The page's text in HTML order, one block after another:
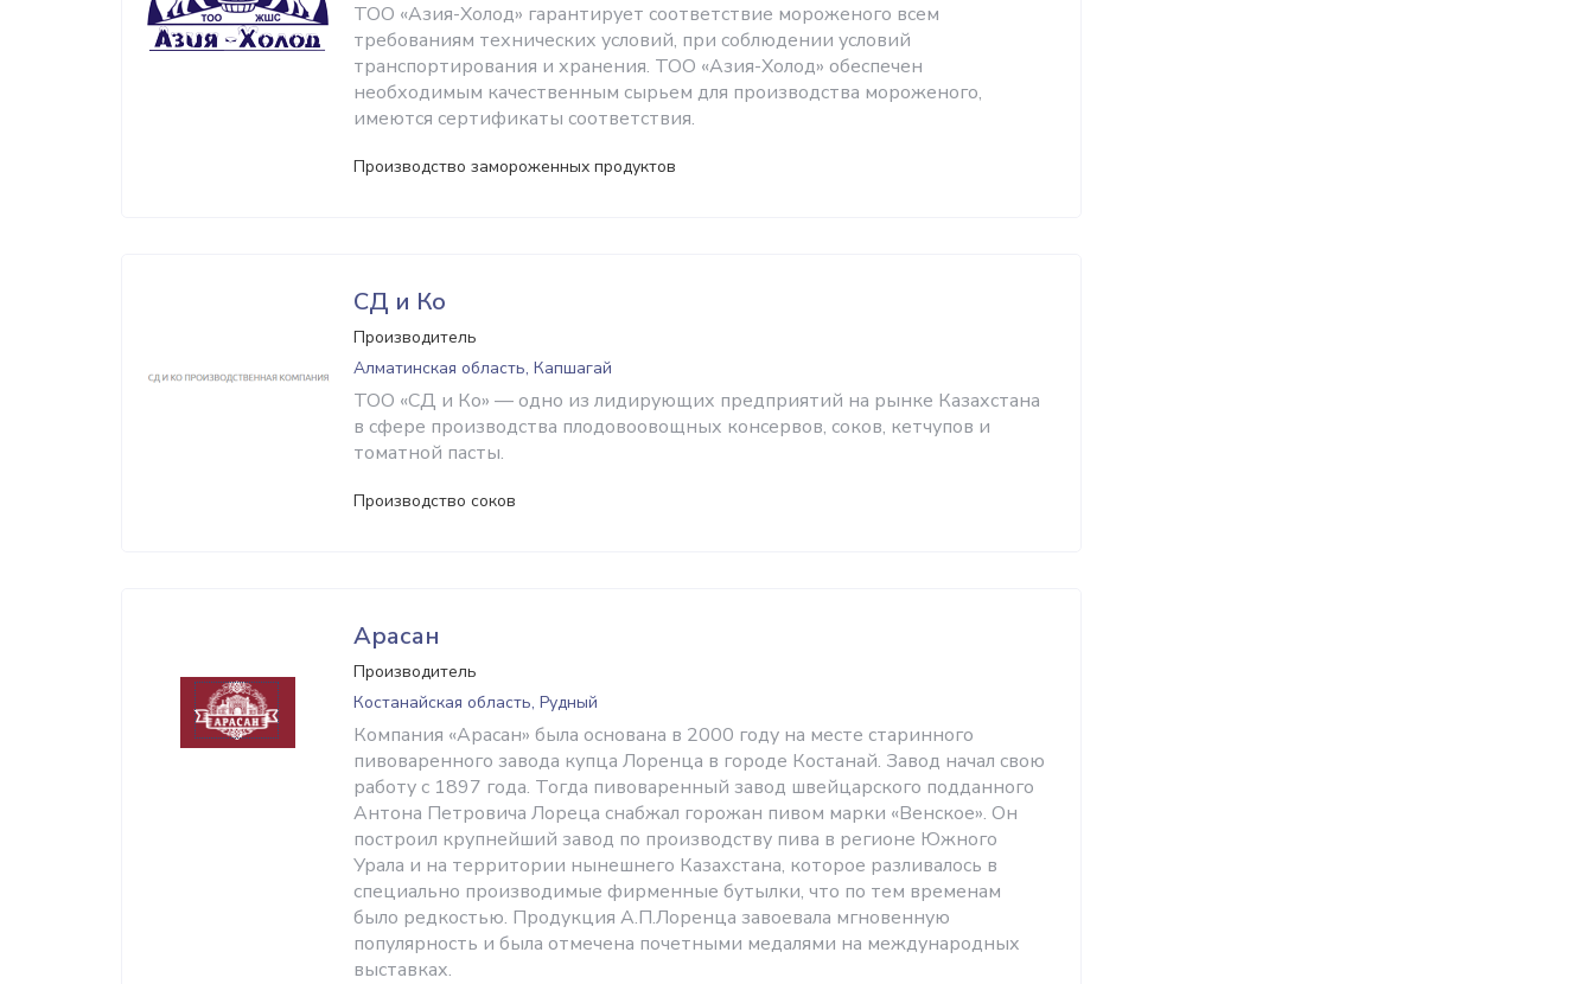
ТОО «Азия-Холод» гарантирует соответствие мороженого всем
требованиям технических условий, при соблюдении условий
транспортирования и хранения. ТОО «Азия-Холод» обеспечен
необходимым качественным сырьем для производства мороженого,
имеются сертификаты соответствия.
Производство замороженных продуктов
СД и Ко
Производитель
Алматинская область, Капшагай
ТОО «СД и Ко» — одно из лидирующих предприятий на рынке Казахстана
в сфере производства плодовоовощных консервов, соков, кетчупов и
томатной пасты.
Производство соков
Арасан
Производитель
Костанайская область, Рудный
Компания «Арасан» была основана в 2000 году на месте старинного
пивоваренного завода купца Лоренца в городе Костанай. Завод начал свою
работу с 1897 года. Тогда пивоваренный завод швейцарского подданного
Антона Петровича Лореца снабжал горожан пивом марки «Венское». Он
построил крупнейший завод по производству пива в регионе Южного
Урала и на территории нынешнего Казахстана, которое разливалось в
специально производимые фирменные бутылки, что по тем временам
было редкостью. Продукция А.П.Лоренца завоевала мгновенную
популярность и была отмечена почетными медалями на международных
выставках.